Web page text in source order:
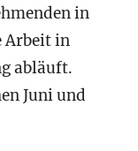
in
Arbeit in
abläuft.
Juni und